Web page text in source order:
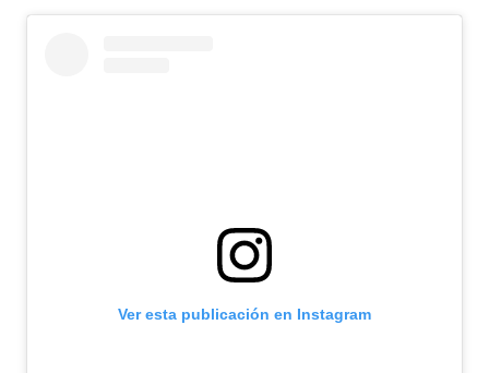
Ver esta publicación en Instagram